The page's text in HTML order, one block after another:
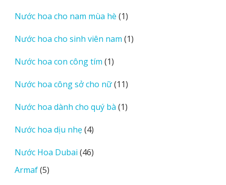
Nước hoa cho nam mùa hè 11
phẩm
Nước hoa cho sinh viên nam 11
Nước hoa con công tím 11
phẩm
Nước hoa công sở cho nữ 1111
phẩm
Nước hoa dành cho quý bà 11
Nước hoa dịu nhẹ 44
phẩm
Nước Hoa Dubai 4646
Armaf 55